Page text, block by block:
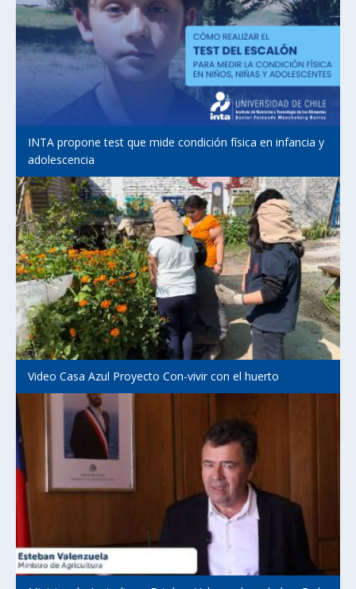
INTA propone test que mide condición física en infancia y
adolescencia
Video Casa Azul Proyecto Con-vivir con el huerto